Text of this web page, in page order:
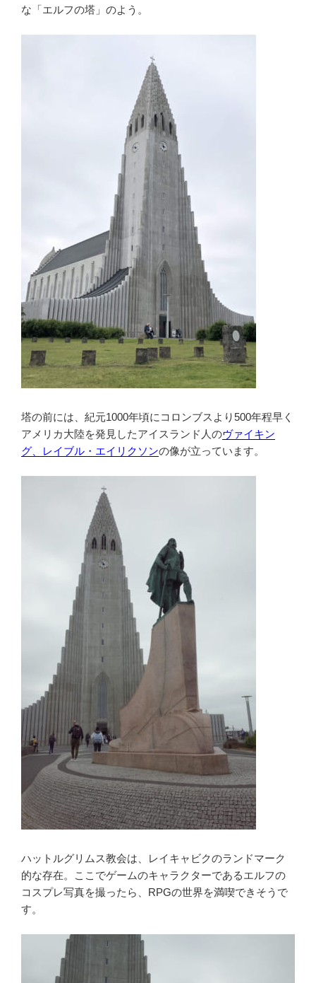
な「エルフの塔」のよう。
塔の前には、紀元1000年頃にコロンブスより500年程早く
アメリカ大陸を発見したアイスランド人のヴァイキン
グ、レイブル・エイリクソンの像が立っています。
ハットルグリムス教会は、レイキャビクのランドマーク
的な存在。ここでゲームのキャラクターであるエルフの
コスプレ写真を撮ったら、RPGの世界を満喫できそうで
す。